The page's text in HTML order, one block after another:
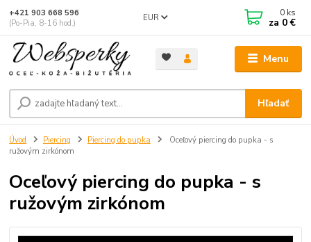
Menu
EUR
Hľadať
+421 903 668 596
(Po-Pia, 8-16 hod.)
0 ks
za 0 €
Úvod Piercing Piercing do pupka
Oceľový piercing do pupka - s
ružovým zirkónom
Oceľový piercing do pupka - s
ružovým zirkónom